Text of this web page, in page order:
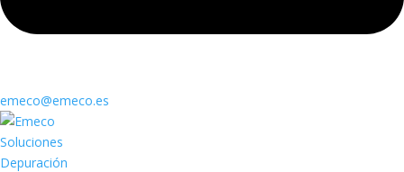
emeco@emeco.es
Soluciones
Depuración